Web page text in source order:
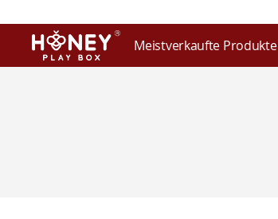
Meistverkaufte Produkte